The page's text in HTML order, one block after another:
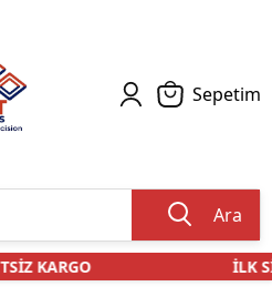
Sepetim
Ara
KARGO İLK